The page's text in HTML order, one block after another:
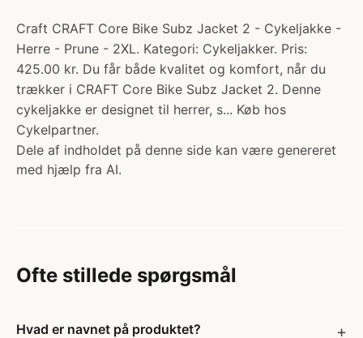
Craft CRAFT Core Bike Subz Jacket 2 - Cykeljakke -
Herre - Prune - 2XL. Kategori: Cykeljakker. Pris:
425.00 kr. Du får både kvalitet og komfort, når du
trækker i CRAFT Core Bike Subz Jacket 2. Denne
cykeljakke er designet til herrer, s... Køb hos
Cykelpartner.
Dele af indholdet på denne side kan være genereret
med hjælp fra AI.
Ofte stillede spørgsmål
Hvad er navnet på produktet?